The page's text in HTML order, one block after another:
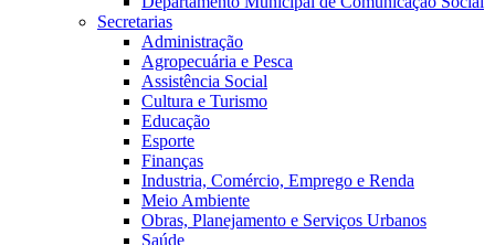
Secretarias
Administração
Agropecuária e Pesca
Assistência Social
Cultura e Turismo
Educação
Esporte
Finanças
Industria, Comércio, Emprego e Renda
Meio Ambiente
Obras, Planejamento e Serviços Urbanos
Saúde